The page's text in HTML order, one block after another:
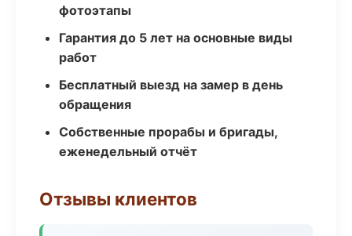
фотоэтапы
Гарантия до 5 лет на основные виды
работ
Бесплатный выезд на замер в день
обращения
Собственные прорабы и бригады,
еженедельный отчёт
Отзывы клиентов